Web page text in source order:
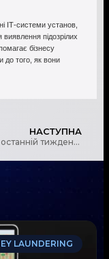
ІТ-системи установ,
підозрілих
бізнесу
до того, як вони
НАСТУПНА
Санкції за останній тиждень: Огляд ключових рішень
LAUNDERING